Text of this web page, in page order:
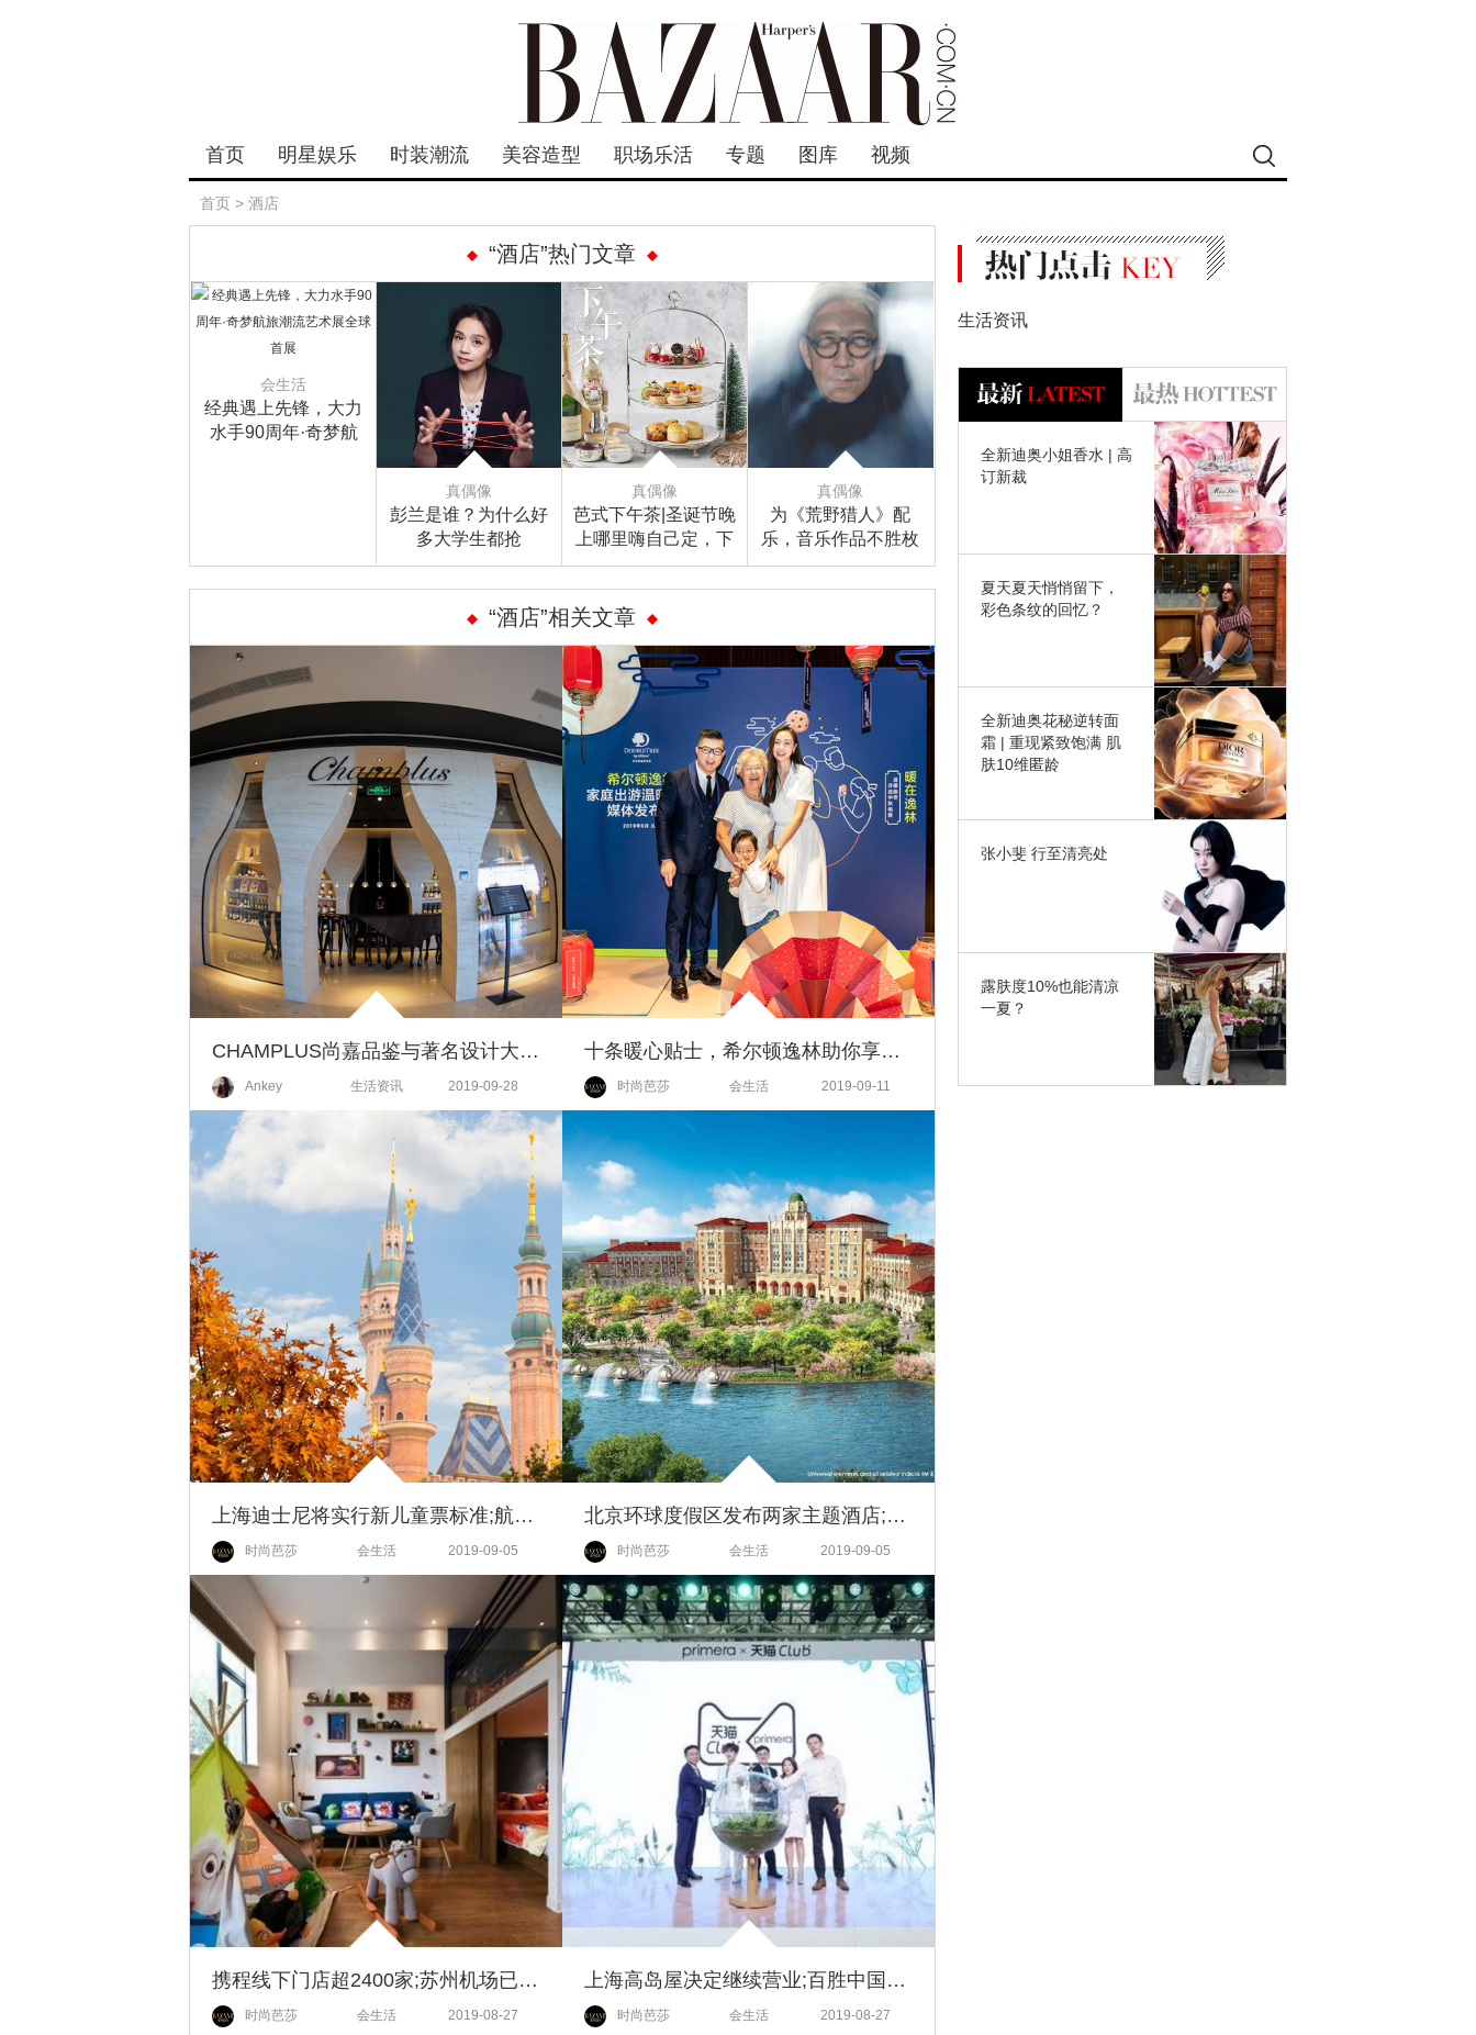
首页 明星娱乐 时装潮流 美容造型 职场乐活 专题 图库 视频
首页 > 酒店
“酒店”热门文章
会生活
经典遇上先锋，大力
水手90周年·奇梦航
真偶像
彭兰是谁？为什么好
多大学生都抢
着“背”她？
真偶像
芭式下午茶|圣诞节晚
上哪里嗨自己定，下
午哪儿打卡芭姐替你
选好啦！
真偶像
为《荒野猎人》配
乐，音乐作品不胜枚
举，坂本龙一还是个
中国电影迷！
“酒店”相关文章
CHAMPLUS尚嘉品鉴与著名设计大师陈幼坚的一次完美跨界
Ankey 生活资讯 2019-09-28
十条暖心贴士，希尔顿逸林助你享受温馨家庭出游
时尚芭莎 会生活 2019-09-11
上海迪士尼将实行新儿童票标准;航司回应国内航班飞机餐“缩水”;希尔顿逸林酒店亮相扬州
时尚芭莎 会生活 2019-09-05
北京环球度假区发布两家主题酒店;中国三城跻身​世界旅游城市榜单前十
时尚芭莎 会生活 2019-09-05
携程线下门店超2400家;苏州机场已完成选址;迪士尼乐园公布扩建计划
时尚芭莎 会生活 2019-08-27
上海高岛屋决定继续营业;百胜中国收购黄记煌;全家上海便利店推出自助收银机
时尚芭莎 会生活 2019-08-27
生活资讯
全新迪奥小姐香水 | 高
订新裁
夏天夏天悄悄留下，
彩色条纹的回忆？
全新迪奥花秘逆转面
霜 | 重现紧致饱满 肌
肤10维匿龄
张小斐 行至清亮处
露肤度10%也能清凉
一夏？